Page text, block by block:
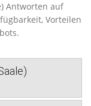
Antworten auf
Vorteilen